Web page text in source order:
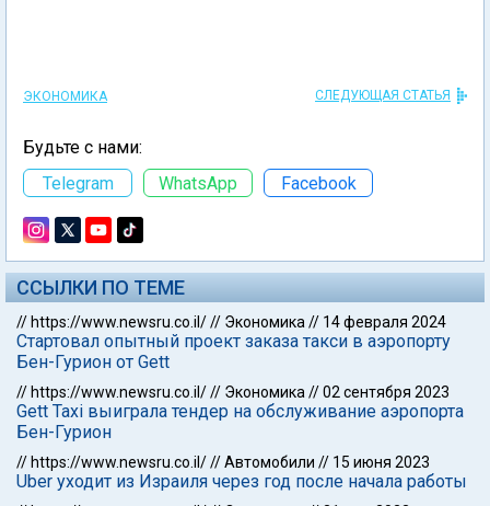
ЭКОНОМИКА СЛЕДУЮЩАЯ СТАТЬЯ
Будьте с нами:
Telegram
WhatsApp Facebook
ССЫЛКИ ПО ТЕМЕ
// https://www.newsru.co.il/// Экономика // 14 февраля 2024
Стартовал опытный проект заказа такси в аэропорту
Бен-Гурион от Gett
// https://www.newsru.co.il/// Экономика //02 сентября 2023
Gett Taxi выиграла тендер на обслуживание аэропорта
Бен-Гурион
// https://www.newsru.co.il///Автомобили // 15 июня 2023
Uber уходит из Израиля через год после начала работы